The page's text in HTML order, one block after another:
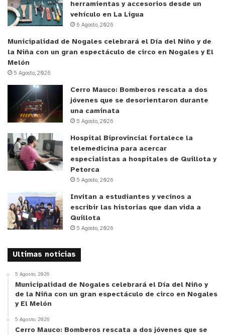
En esta actividad en particular, destaco el
tremendo compromiso que manifiestan las
familias, ver como se involucran en las propuestas
que presentamos desde los jardines infantiles
para el desarrollo de sus hijos e hijas es
profundamente gratificante”, indicó.
Este tipo de actividades se repiten en todos los
jardines infantiles de la región, cada equipo
educativo presenta propuestas de acuerdo a las
particularidades de cada niño, niña y grupo,
además del contexto territorial. Los invitamos a
descubrir las diversas iniciativas pedagógicas de
la JUNJI Valparaíso ingresando a
herramientas y accesorios desde un
vehículo en La Ligua
6 Agosto, 2026
Municipalidad de Nogales celebrará el Día del Niño y de
la Niña con un gran espectáculo de circo en Nogales y El
Melón
5 Agosto, 2026
Cerro Mauco: Bomberos rescata a dos
jóvenes que se desorientaron durante
una caminata
5 Agosto, 2026
Hospital Biprovincial fortalece la
telemedicina para acercar
especialistas a hospitales de Quillota y
Petorca
5 Agosto, 2026
Invitan a estudiantes y vecinos a
escribir las historias que dan vida a
Quillota
5 Agosto, 2026
Ultimas noticias
5 Agosto, 2026
Municipalidad de Nogales celebrará el Día del Niño y
de la Niña con un gran espectáculo de circo en Nogales
y El Melón
5 Agosto, 2026
Cerro Mauco: Bomberos rescata a dos jóvenes que se